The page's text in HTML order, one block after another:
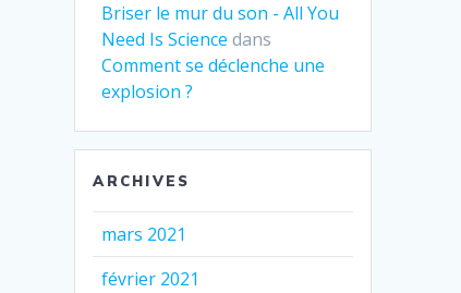
Briser le mur du son - All You
Need Is Science dans
Comment se déclenche une
explosion ?
ARCHIVES
mars 2021
février 2021